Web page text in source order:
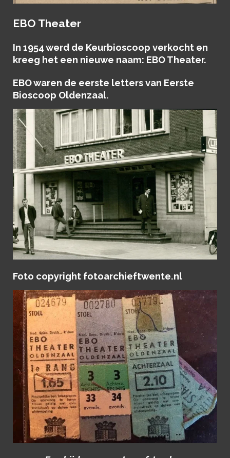
EBO Theater
In 1954 werd de Keurbioscoop verkocht en
kreeg het een nieuwe naam: EBO Theater.
EBO waren de eerste letters van Eerste
Bioscoop Oldenzaal.
Foto copyright fotoarchieftwente.nl